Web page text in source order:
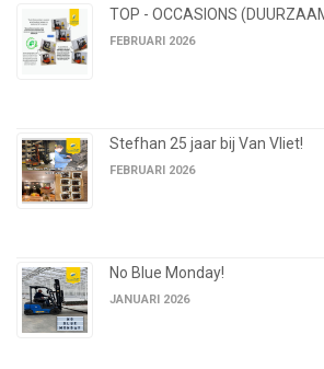
TOP - OCCASIONS
FEBRUARI 2026
Stefhan 25 jaar bij Van Vliet!
FEBRUARI 2026
No Blue Monday!
JANUARI 2026